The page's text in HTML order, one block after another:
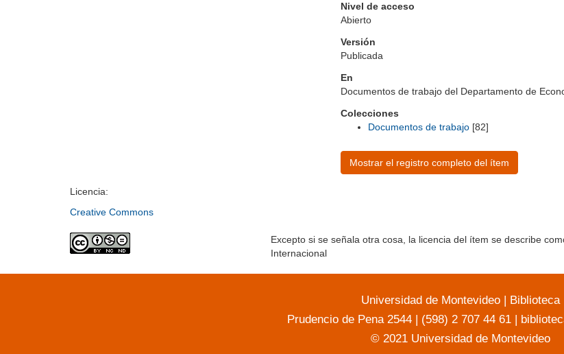
Nivel de acceso
Abierto
Versión
Publicada
En
Documentos de trabajo del Departamento de
Colecciones
Documentos de trabajo [82]
Mostrar el registro completo del ítem
Licencia:
Creative Commons
Excepto si se señala otra cosa, la licencia del ítem se describe
Internacional
Universidad de Montevideo | Biblioteca
Prudencio de Pena 2544 | (598) 2 707 44 61 |
© 2021 Universidad de Montevideo